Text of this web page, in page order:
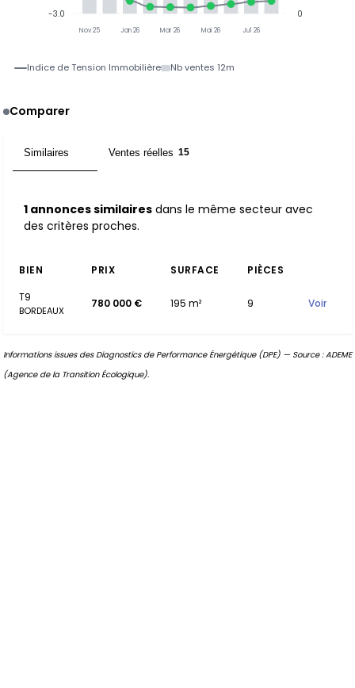
Nov 25 Jan 26 Mar 26 Mai 26 Jul 26
0
-3.0
Indice de Tension Immobilière Nb ventes 12m
Comparer
Similaires Ventes réelles 15
1 annonces similaires dans le même secteur avec
des critères proches.
BIEN PRIX SURFACE
PIÈCES
T9
BORDEAUX
780 000 € 195 m² 9 Voir
Informations issues des Diagnostics de Performance Énergétique (DPE) — Source : ADEME
(Agence de la Transition Écologique).